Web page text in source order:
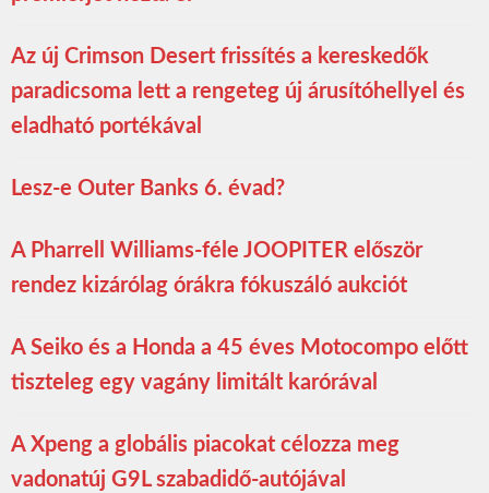
Az új Crimson Desert frissítés a kereskedők
paradicsoma lett a rengeteg új árusítóhellyel és
eladható portékával
Lesz-e Outer Banks 6. évad?
A Pharrell Williams-féle JOOPITER először
rendez kizárólag órákra fókuszáló aukciót
A Seiko és a Honda a 45 éves Motocompo előtt
tiszteleg egy vagány limitált karórával
A Xpeng a globális piacokat célozza meg
vadonatúj G9L szabadidő-autójával